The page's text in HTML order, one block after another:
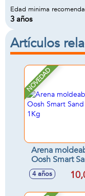
Edad minima
3 años
Artículos
NOVEDAD
Arena
Oosh Smart
1Kg
4 años